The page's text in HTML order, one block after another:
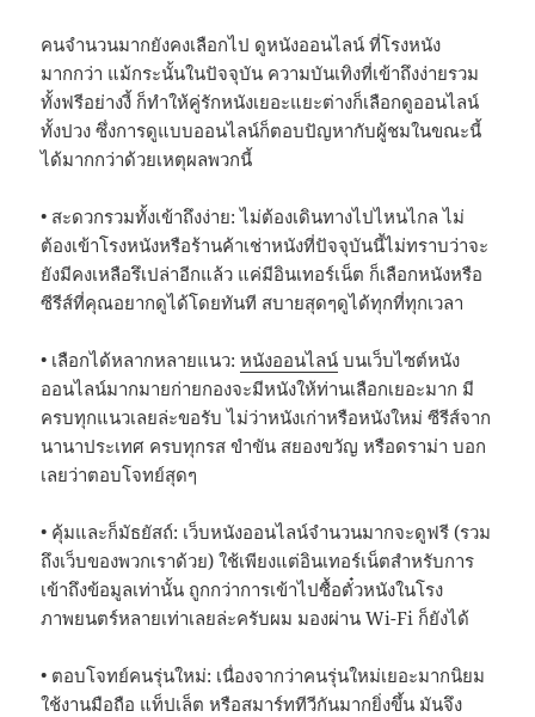
คนจำนวนมากยังคงเลือกไป ดูหนังออนไลน์ ที่โรงหนัง
มากกว่า แม้กระนั้นในปัจจุบัน ความบันเทิงที่เข้าถึงง่ายรวม
ทั้งฟรีอย่างงี้ ก็ทำให้คู่รักหนังเยอะแยะต่างก็เลือกดูออนไลน์
ทั้งปวง ซึ่งการดูแบบออนไลน์ก็ตอบปัญหากับผู้ชมในขณะนี้
ได้มากกว่าด้วยเหตุผลพวกนี้
• สะดวกรวมทั้งเข้าถึงง่าย: ไม่ต้องเดินทางไปไหนไกล ไม่
ต้องเข้าโรงหนังหรือร้านค้าเช่าหนังที่ปัจจุบันนี้ไม่ทราบว่าจะ
ยังมีคงเหลือรึเปล่าอีกแล้ว แค่มีอินเทอร์เน็ต ก็เลือกหนังหรือ
ซีรีส์ที่คุณอยากดูได้โดยทันที สบายสุดๆดูได้ทุกที่ทุกเวลา
• เลือกได้หลากหลายแนว:หนังออนไลน์ บนเว็บไซต์หนัง
ออนไลน์มากมายก่ายกองจะมีหนังให้ท่านเลือกเยอะมาก มี
ครบทุกแนวเลยล่ะขอรับ ไม่ว่าหนังเก่าหรือหนังใหม่ ซีรีส์จาก
นานาประเทศ ครบทุกรส ขำขัน สยองขวัญ หรือดราม่า บอก
เลยว่าตอบโจทย์สุดๆ
• คุ้มและก็มัธยัสถ์: เว็บหนังออนไลน์จำนวนมากจะดูฟรี (รวม
ถึงเว็บของพวกเราด้วย) ใช้เพียงแต่อินเทอร์เน็ตสำหรับการ
เข้าถึงข้อมูลเท่านั้น ถูกกว่าการเข้าไปซื้อตั๋วหนังในโรง
ภาพยนตร์หลายเท่าเลยล่ะครับผม มองผ่าน Wi-Fi ก็ยังได้
• ตอบโจทย์คนรุ่นใหม่: เนื่องจากว่าคนรุ่นใหม่เยอะมากนิยม
ใช้งานมือถือ แท็ปเล็ต หรือสมาร์ททีวีกันมากยิ่งขึ้น มันจึง